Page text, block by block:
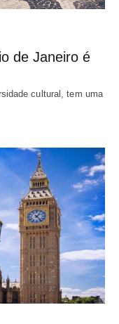
de Janeiro é
cultural, tem uma